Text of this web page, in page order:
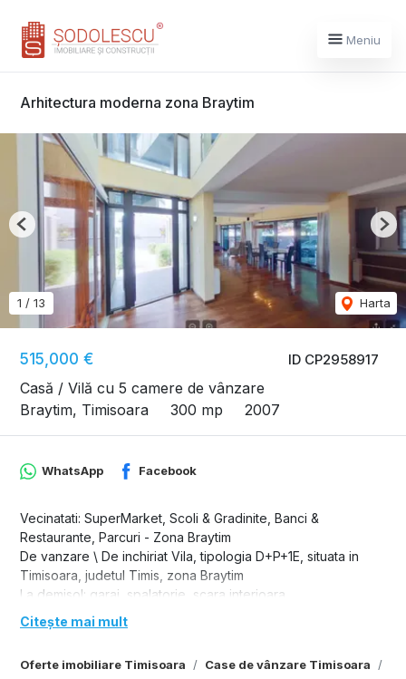
Meniu
Arhitectura moderna zona Braytim
ID CP2958917
515,000 €
Casă / Vilă cu 5 camere de vânzare
Braytim, Timisoara
300 mp 2007
1 / 13 Harta
Previous
Oferte imobiliare Timisoara Case de vânzare Timisoara
WhatsApp Facebook
Vecinatati: SuperMarket, Scoli & Gradinite, Banci &
Restaurante, Parcuri - Zona Braytim
De vanzare \ De inchiriat Vila, tipologia D+P+1E, situata in
Timisoara, judetul Timis, zona Braytim
La demisol: garaj, spalatorie, scara interioara.
La parter: living mare cu acces spre terase, dormitor ,
bucatarie, 2 terase, hol, baie, scara interioar, curte cu
La etaj: 2 dormitoare, fiecare dormitor avand baie proprie,
Citește mai mult